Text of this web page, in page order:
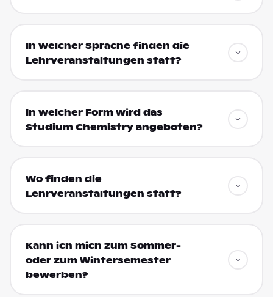
In welcher Sprache finden die
Lehrveranstaltungen statt?
In welcher Form wird das
Studium Chemistry angeboten?
Wo finden die
Lehrveranstaltungen statt?
Kann ich mich zum Sommer-
oder zum Wintersemester
bewerben?